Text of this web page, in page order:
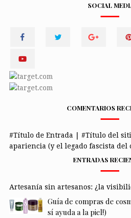
SOCIAL
COMENTARIOS
#Título de Entrada | #Título del
apariencia (y el legado fascista del
ENTRADAS
Artesanía sin artesanos: ¿la
Guía de compras de
sí ayuda a la piel!)